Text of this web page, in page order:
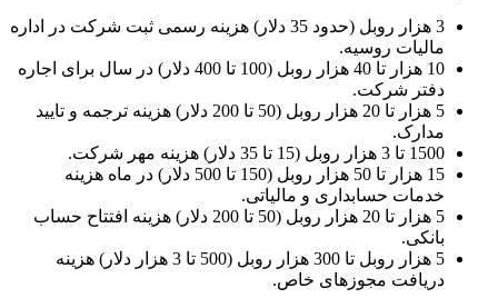
3 هزار روبل (حدود 35 دلار) هزینه رسمی ثبت شرکت در اداره
مالیات روسیه.
10 هزار تا 40 هزار روبل (100 تا 400 دلار) در سال برای اجاره
دفتر شرکت.
5 هزار تا 20 هزار روبل (50 تا 200 دلار) هزینه ترجمه و تایید
مدارک.
1500 تا 3 هزار روبل (15 تا 35 دلار) هزینه مهر شرکت.
15 هزار تا 50 هزار روبل (150 تا 500 دلار) در ماه هزینه
خدمات حسابداری و مالیاتی.
5 هزار تا 20 هزار روبل (50 تا 200 دلار) هزینه افتتاح حساب
بانکی.
5 هزار روبل تا 300 هزار روبل (500 تا 3 هزار دلار) هزینه
دریافت مجوزهای خاص.